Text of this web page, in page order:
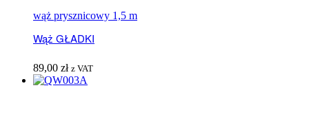
wąż prysznicowy 1,5 m
Wąż GŁADKI
89,00 zł z VAT